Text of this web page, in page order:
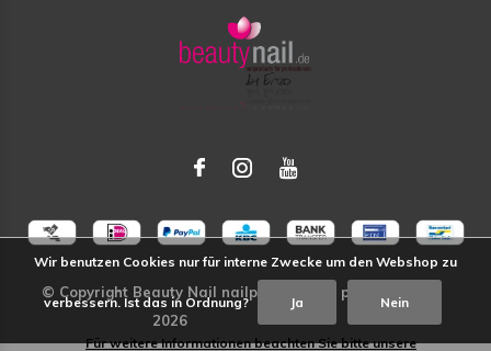
Wir benutzen Cookies nur für interne Zwecke um den Webshop zu
verbessern. Ist das in Ordnung? Ja Nein
Für weitere Informationen beachten Sie bitte unsere